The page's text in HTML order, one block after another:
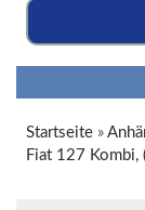
Startseite »
Fiat 127 Kombi,